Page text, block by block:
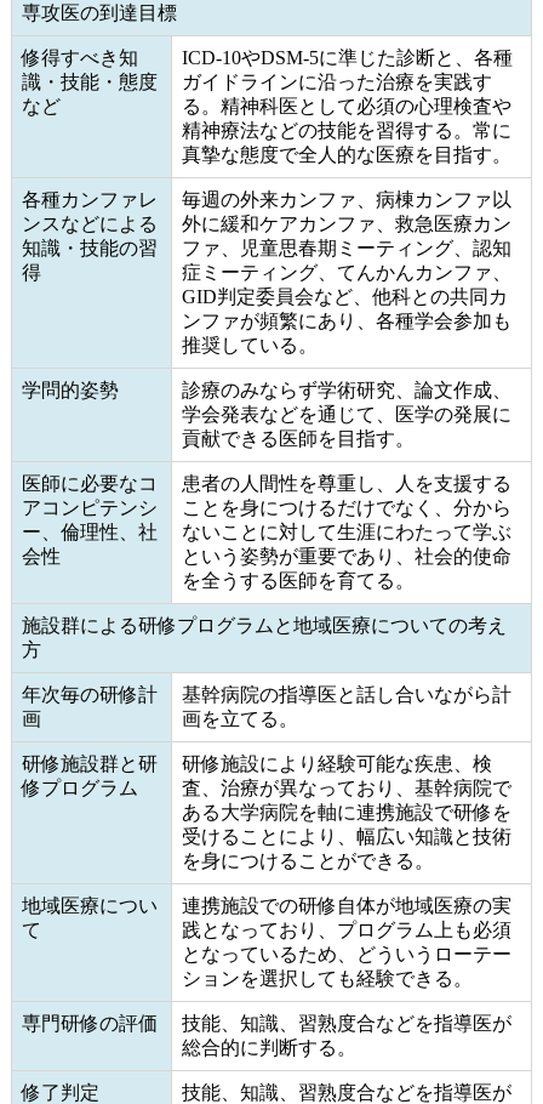
専攻医の到達目標
修得すべき知
識・技能・態度
など
ICD-10やDSM-5に準じた診断と、各種
ガイドラインに沿った治療を実践す
る。精神科医として必須の心理検査や
精神療法などの技能を習得する。常に
真摯な態度で全人的な医療を目指す。
各種カンファレ
ンスなどによる
知識・技能の習
得
毎週の外来カンファ、病棟カンファ以
外に緩和ケアカンファ、救急医療カン
ファ、児童思春期ミーティング、認知
症ミーティング、てんかんカンファ、
GID判定委員会など、他科との共同カ
ンファが頻繁にあり、各種学会参加も
推奨している。
学問的姿勢
診療のみならず学術研究、論文作成、
学会発表などを通じて、医学の発展に
貢献できる医師を目指す。
医師に必要なコ
アコンピテンシ
ー、倫理性、社
会性
患者の人間性を尊重し、人を支援する
ことを身につけるだけでなく、分から
ないことに対して生涯にわたって学ぶ
という姿勢が重要であり、社会的使命
を全うする医師を育てる。
施設群による研修プログラムと地域医療についての考え
方
年次毎の研修計
画
基幹病院の指導医と話し合いながら計
画を立てる。
研修施設群と研
修プログラム
研修施設により経験可能な疾患、検
査、治療が異なっており、基幹病院で
ある大学病院を軸に連携施設で研修を
受けることにより、幅広い知識と技術
を身につけることができる。
地域医療につい
て
連携施設での研修自体が地域医療の実
践となっており、プログラム上も必須
となっているため、どういうローテー
ションを選択しても経験できる。
専門研修の評価
技能、知識、習熟度合などを指導医が
総合的に判断する。
修了判定
技能、知識、習熟度合などを指導医が